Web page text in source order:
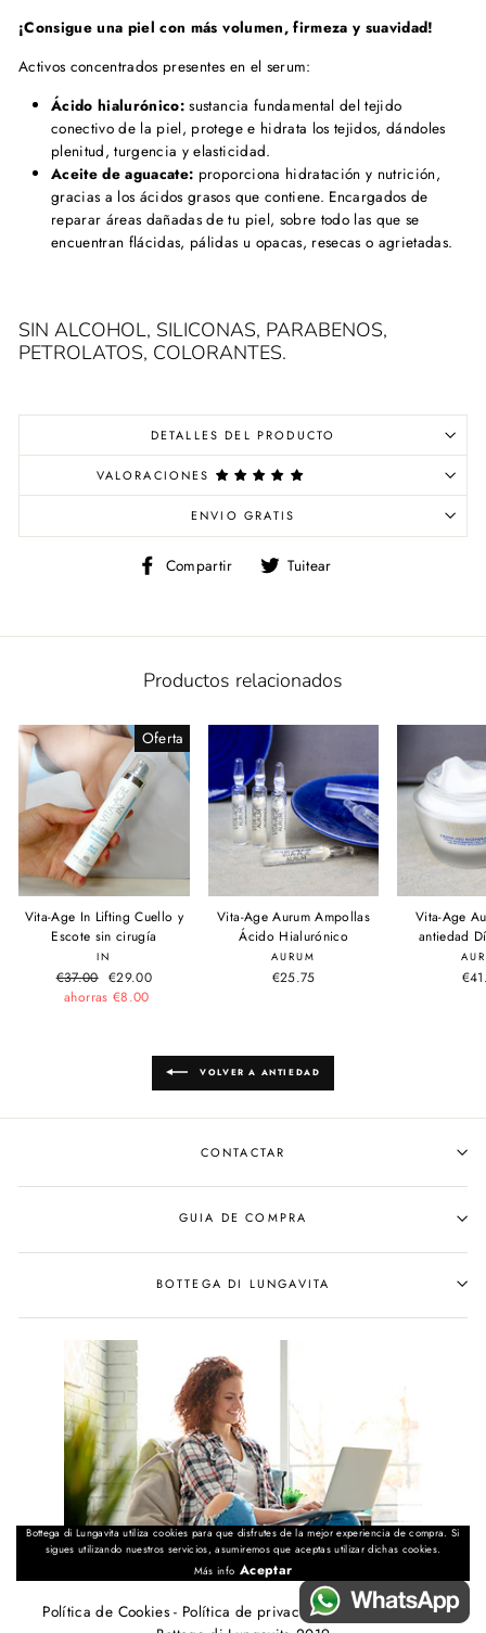
Bottega di Lungavita utiliza cookies para que disfrutes de la mejor experiencia de compra. Si
sigues utilizando nuestros servicios, asumiremos que aceptas utilizar dichas cookies.
Más info Aceptar
¡Consigue una piel con más volumen, firmeza y suavidad!
Activos concentrados presentes en el serum:
Ácido hialurónico: sustancia fundamental del tejido
conectivo de la piel, protege e hidrata los tejidos, dándoles
plenitud, turgencia y elasticidad.
Aceite de aguacate: proporciona hidratación y nutrición,
gracias a los ácidos grasos que contiene. Encargados de
reparar áreas dañadas de tu piel, sobre todo las que se
encuentran flácidas, pálidas u opacas, resecas o agrietadas.
SIN ALCOHOL, SILICONAS, PARABENOS,
PETROLATOS, COLORANTES.
DETALLES DEL PRODUCTO
VALORACIONES
ENVIO GRATIS
Compartir
Compartir
Tuitear
Productos relacionados
Oferta
Vita-Age In Lifting Cuello y
Escote sin cirugía
IN
Precio
habitual
€37.00 Precio
de
€29.00
ahorras €8.00
Vita-Age Aurum Ampollas
Ácido Hialurónico
AURUM
€25.75
Vita-Age
antiedad
VOLVER A ANTIEDAD
CONTACTAR
GUIA DE COMPRA
BOTTEGA DI LUNGAVITA
Política de Cookies- Política de privacidad- Aviso Legal- ©